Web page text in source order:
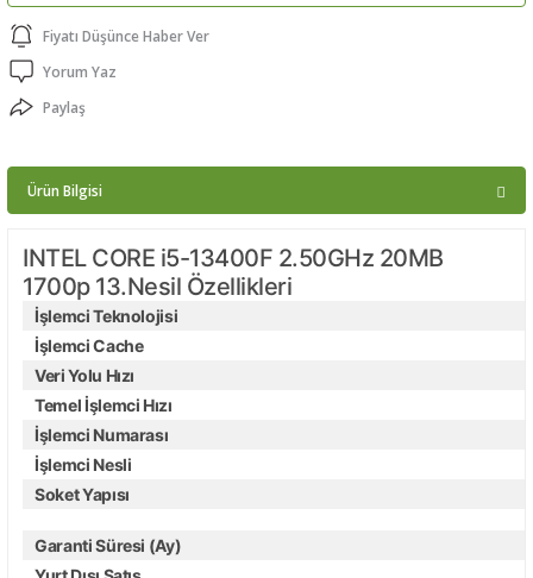
Fiyatı Düşünce Haber Ver
Yorum Yaz
Paylaş
Ürün Bilgisi
INTEL CORE i5-13400F 2.50GHz 20MB
1700p 13.Nesil Özellikleri
İşlemci Teknolojisi
İşlemci Cache
Veri Yolu Hızı
Temel İşlemci Hızı
İşlemci Numarası
İşlemci Nesli
Soket Yapısı
Garanti Süresi (Ay)